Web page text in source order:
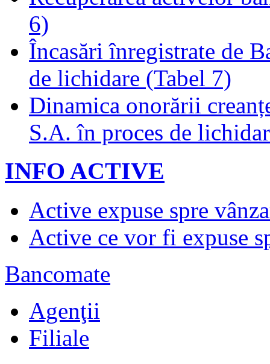
6)
Încasări înregistrate de
de lichidare (Tabel 7)
Dinamica onorării
S.A. în proces de
INFO ACTIVE
Active expuse spre
Active ce vor fi expuse
Bancomate
Agenţii
Filiale